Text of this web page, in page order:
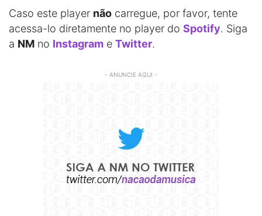
Caso este player não carregue, por favor, tente
acessa-lo diretamente no player do Spotify. Siga
a NM no Instagram e Twitter.
- ANUNCIE AQUI -